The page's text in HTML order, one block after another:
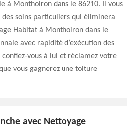
à Monthoiron dans le 86210. Il vous
soins particuliers qui éliminera
Habitat à Monthoiron dans le
avec rapidité d’exécution des
vous à lui et réclamez votre
vous gagnerez une toiture
avec Nettoyage